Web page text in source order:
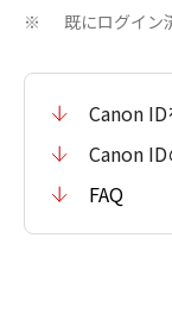
※ 既にログイン
Canon
Canon
FAQ